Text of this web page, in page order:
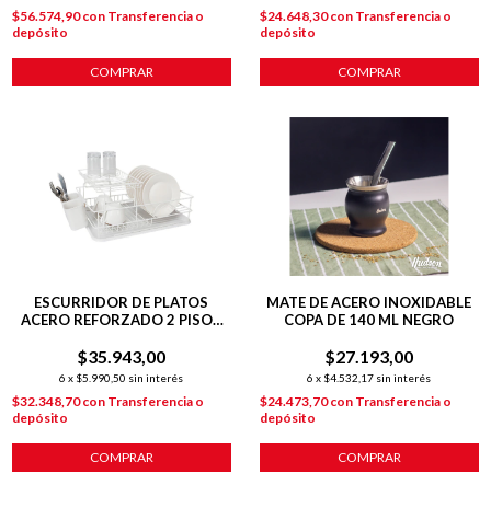
$56.574,90con Transferencia o
depósito
COMPRAR
$24.648,30con Transferencia o
depósito
COMPRAR
ESCURRIDOR DE PLATOS
ACERO REFORZADO 2 PISOS
$35.943,00
6 x $5.990,50 sin interés
$32.348,70con Transferencia o
depósito
COMPRAR
MATE DE ACERO INOXIDABLE
COPA DE 140 ML NEGRO
$27.193,00
6 x $4.532,17 sin interés
$24.473,70con Transferencia o
depósito